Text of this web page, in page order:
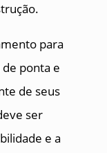
para
ponta e
de seus
ser
e a